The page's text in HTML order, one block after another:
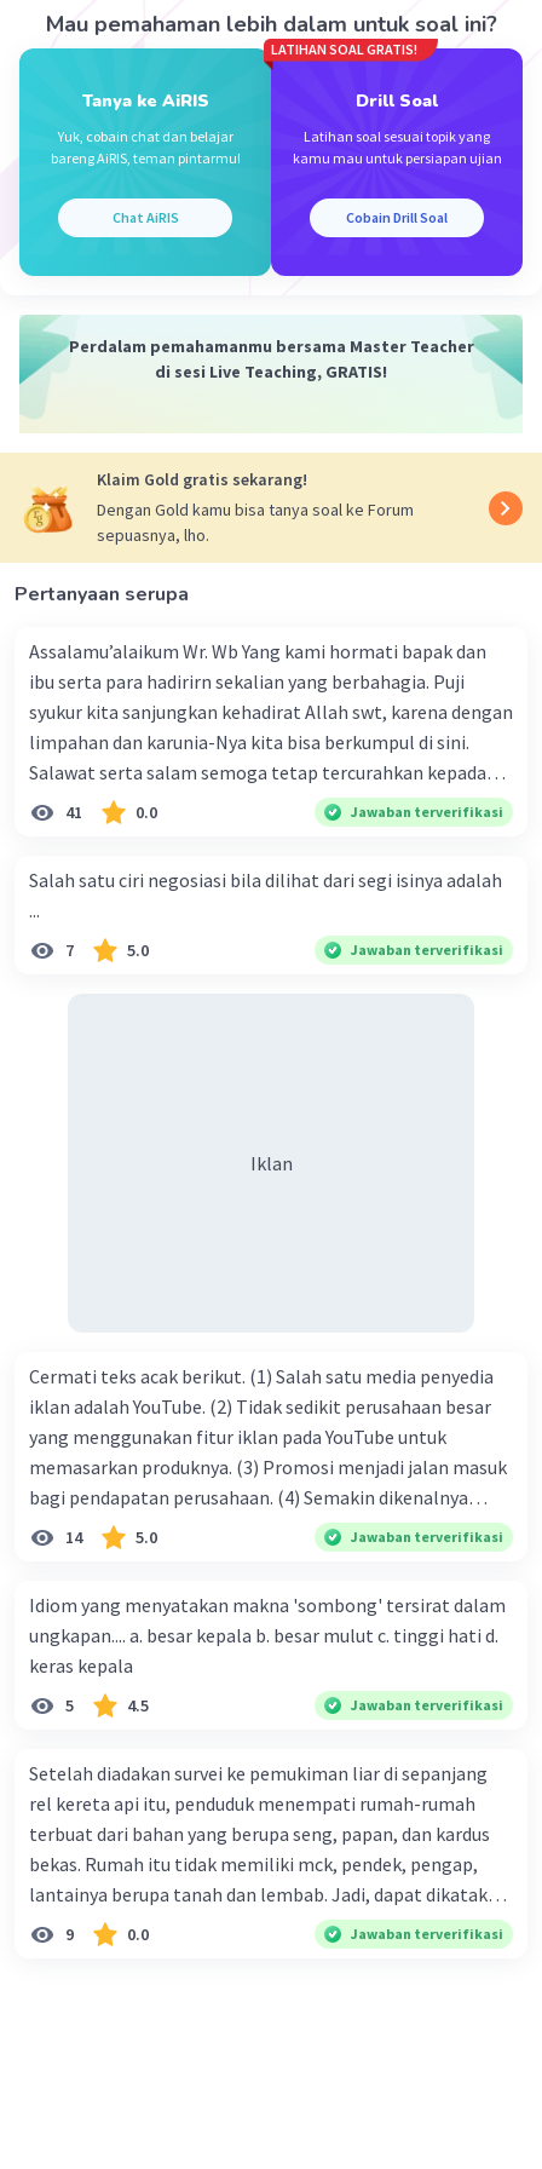
Iklan
Mau pemahaman lebih dalam untuk soal ini?
Tanya ke AiRIS
Yuk, cobain chat dan belajar
bareng AiRIS, teman pintarmu!
Chat AiRIS
LATIHAN SOAL GRATIS!
Drill Soal
Latihan soal sesuai topik yang
kamu mau untuk persiapan ujian
Cobain Drill Soal
Perdalam pemahamanmu bersama Master Teacher
di sesi Live Teaching, GRATIS!
Klaim Gold gratis sekarang!
Dengan Gold kamu bisa tanya soal ke Forum
sepuasnya, lho.
Pertanyaan serupa
Assalamu’alaikum Wr. Wb Yang kami hormati bapak dan
ibu serta para hadirirn sekalian yang berbahagia. Puji
syukur kita sanjungkan kehadirat Allah swt, karena dengan
limpahan dan karunia-Nya kita bisa berkumpul di sini.
Salawat serta salam semoga tetap tercurahkan kepada
junjungan Nabi besar Muhammad saw, karena beliau
menyiarkan agama yang haq, yakni agama islam, agama
ke dalam umat-Nya yang diberkahi. Amin ya rabbal alamin.
Hadirin sekalian yang berbahagia! Dirasa amat penting
sekali jiwa sosial untuk diterapkan di lingkungan keluarga,
limpahan karuniaNya kita bisa berkumpul di sini. Kalimat
41 0.0 Jawaban terverifikasi
Salah satu ciri negosiasi bila dilihat dari segi isinya adalah
...
7 5.0 Jawaban terverifikasi
Iklan
Cermati teks acak berikut. (1) Salah satu media penyedia
iklan adalah YouTube. (2) Tidak sedikit perusahaan besar
yang menggunakan fitur iklan pada YouTube untuk
memasarkan produknya. (3) Promosi menjadi jalan masuk
bagi pendapatan perusahaan. (4) Semakin dikenalnya
suatu produk oleh konsumen, semakin besar pula peluang
perusahaan kepada konsumen. Urutan yang tepat agar
menjadi teks eksposisi yang padu adalah .... A. (1)-(2)-(3)-
(4)-(5) B. (2)-(1)-(3)-(4)-(5) C. (3)-(1)-(2)-(5)-(4) D. (3)-(5)-
(4)-(1)-(2) E. (5)-(1)-(3)-(4)-(2)
14 5.0 Jawaban terverifikasi
Idiom yang menyatakan makna 'sombong' tersirat dalam
ungkapan.... a. besar kepala b. besar mulut c. tinggi hati d.
keras kepala
5 4.5 Jawaban terverifikasi
Setelah diadakan survei ke pemukiman liar di sepanjang
rel kereta api itu, penduduk menempati rumah-rumah
terbuat dari bahan yang berupa seng, papan, dan kardus
bekas. Rumah itu tidak memiliki mck, pendek, pengap,
lantainya berupa tanah dan lembab. Jadi, dapat dikatakan
bahwa tempat tinggal mereka tidak layak huni dan tidak
9 0.0 Jawaban terverifikasi